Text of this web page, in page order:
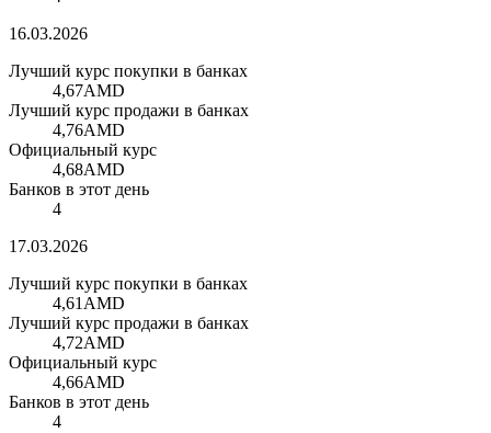
16.03.2026
Лучший курс покупки в банках
4,67AMD
Лучший курс продажи в банках
4,76AMD
Официальный курс
4,68AMD
Банков в этот день
4
17.03.2026
Лучший курс покупки в банках
4,61 AMD
Лучший курс продажи в банках
4,72AMD
Официальный курс
4,66AMD
Банков в этот день
4